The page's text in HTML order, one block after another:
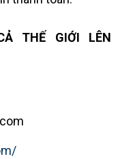
THẾ GIỚI LÊN